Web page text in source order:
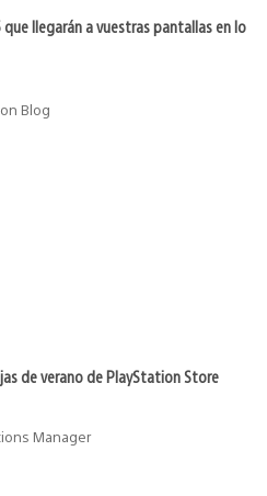
llegarán a vuestras pantallas en lo
Blog
de verano de PlayStation Store
Manager